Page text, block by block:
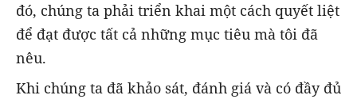
đó, chúng ta phải triển khai một cách quyết liệt
để đạt được tất cả những mục tiêu mà tôi đã
nêu.
Khi chúng ta đã khảo sát, đánh giá và có đầy đủ